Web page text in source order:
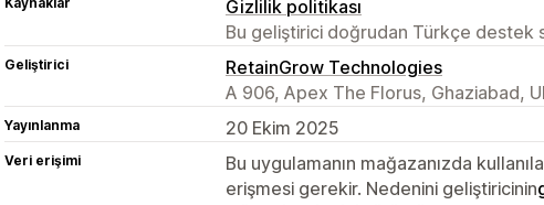
Gizlilik politikası
Bu geliştirici doğrudan Türkçe destek
Geliştirici
RetainGrow Technologies
A 906, Apex The Florus, Ghaziabad,
Yayınlanma 20 Ekim 2025
Veri erişimi
Bu uygulamanın mağazanızda
erişmesi gerekir. Nedenini geliştiricinin